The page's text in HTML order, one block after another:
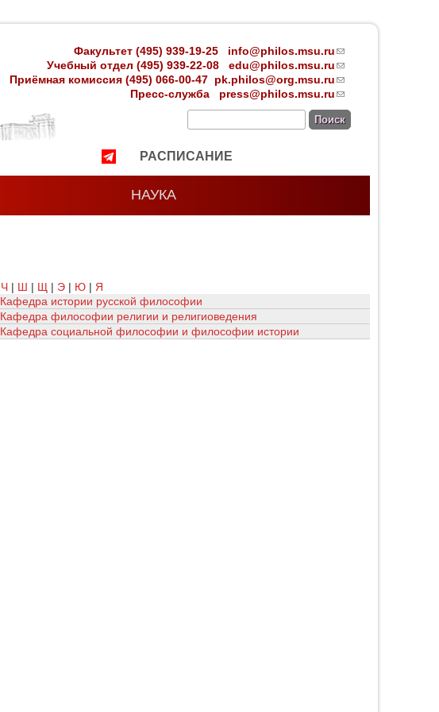
Факультет (495) 939-19-25 info@philos.msu.ru
e-mail)
Учебный отдел (495) 939-22-08 edu@philos.msu.ru
e-mail)
Приёмная комиссия (495) 066-00-47 pk.philos@org.msu.ru
e-mail)
Пресс-служба press@philos.msu.ru
sends
e-mail)
РАСПИСАНИЕ
НАУКА
Ч | Ш | Щ | Э | Ю | Я
Кафедра истории русской философии
Кафедра философии религии и религиоведения
Кафедра социальной философии и философии истории